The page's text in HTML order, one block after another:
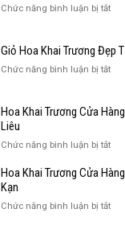
Chức năng bình luận bị tắtở
Đẹp
Liêu
Giỏ Hoa Khai Trương Đẹp
Chức năng bình luận bị tắtở
Tại
Kạn
Hoa Khai Trương Cửa
Liêu
Chức năng bình luận bị tắtở
Hoa Khai Trương Cửa
Kạn
Chức năng bình luận bị tắtở